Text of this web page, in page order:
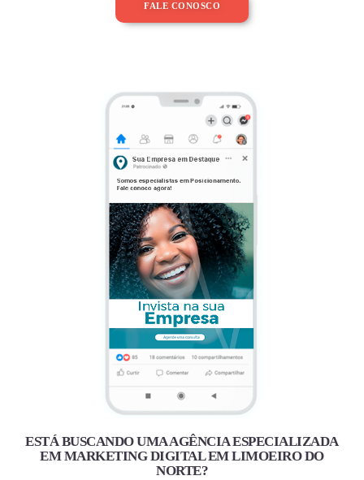
FALE CONOSCO
ESTÁ BUSCANDO UMA AGÊNCIA ESPECIALIZADA
EM MARKETING DIGITAL EM LIMOEIRO DO
NORTE?